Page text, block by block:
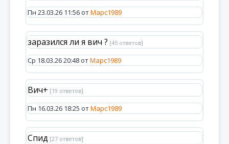
Пн 23.03.26 11:56 отМарс1989
заразился ли я вич ? [45 ответов]
Ср 18.03.26 20:48 отМарс1989
Вич+ [19 ответов]
Пн 16.03.26 18:25 отМарс1989
Спид [27 ответов]